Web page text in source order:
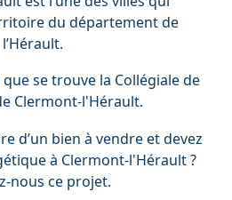
du département de
l’Hérault.
que se trouve la Collégiale de
Clermont-l'Hérault.
d’un bien à vendre et devez
à Clermont-l'Hérault ?
nous ce projet.